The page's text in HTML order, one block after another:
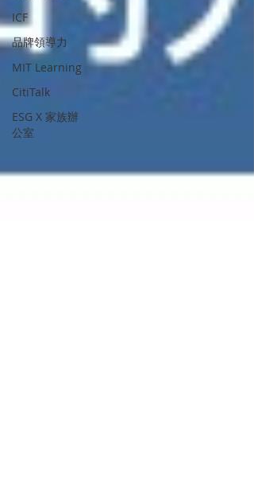
ICF
品牌領導力
MIT Learning
CitiTalk
ESG X 家族辦
公室